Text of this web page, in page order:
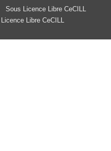
Sous Licence Libre CeCILL
Licence Libre CeCILL